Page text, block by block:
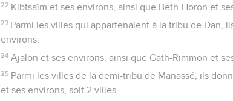
22 Kibtsaïm et ses environs, ainsi que Beth-Horon et
23 Parmi les villes qui appartenaient à la tribu de Dan,
environs,
24 Ajalon et ses environs, ainsi que Gath-Rimmon et
25 Parmi les villes de la demi-tribu de Manassé, ils
et ses environs, soit 2 villes.